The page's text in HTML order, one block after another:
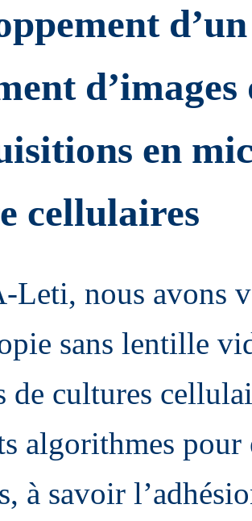
d’images
en
cellulaires
Leti, nous avons
sans lentille
de cultures
algorithmes
à savoir